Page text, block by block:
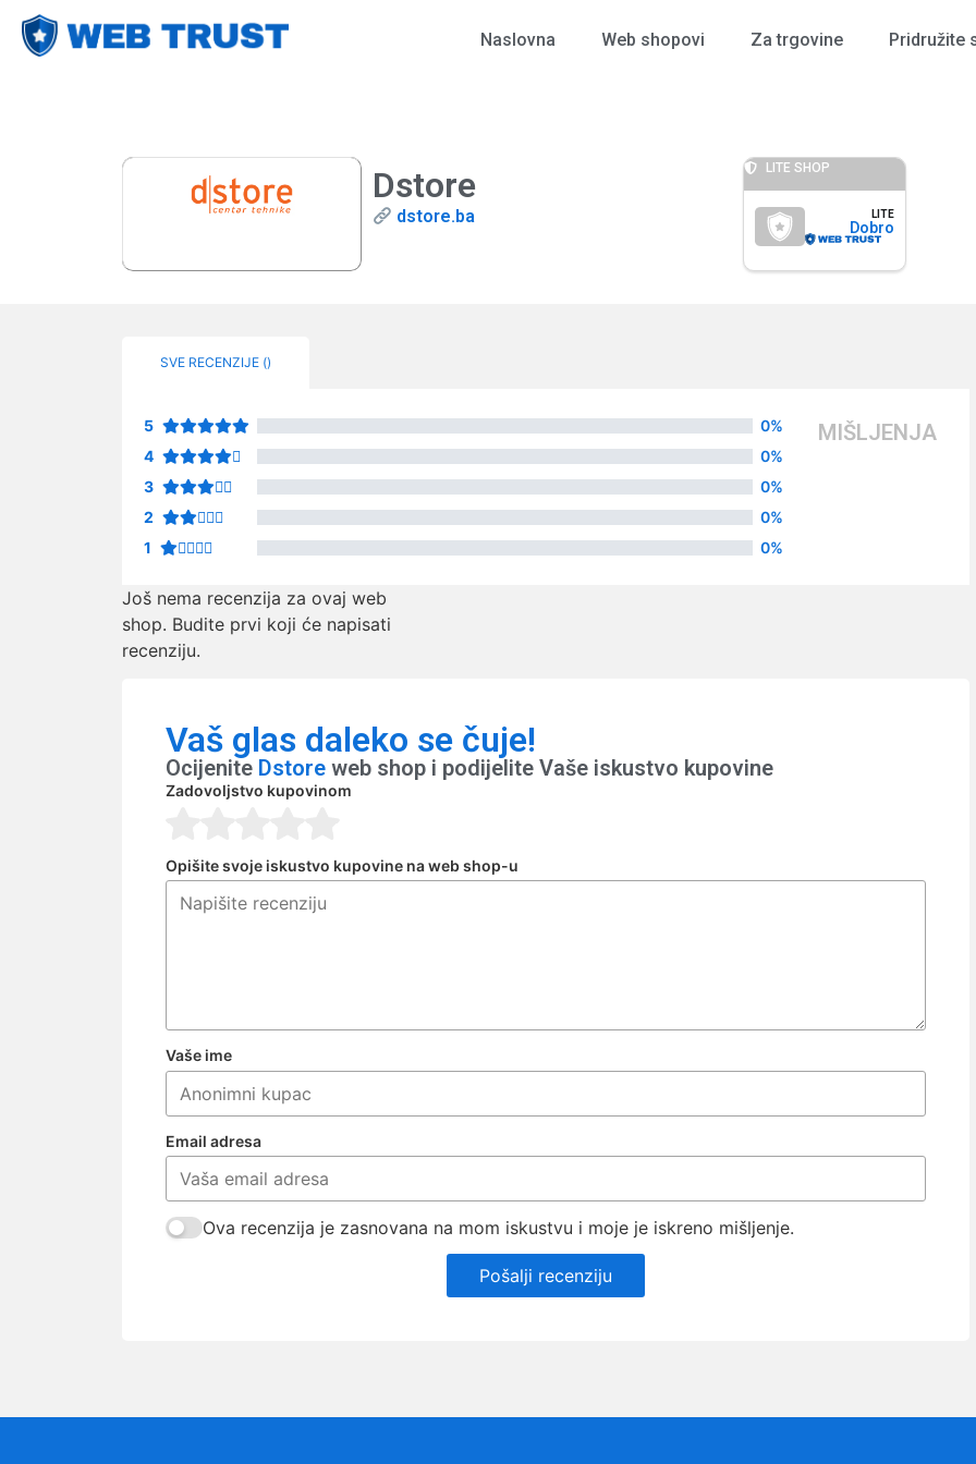
Naslovna Web shopovi Za trgovine Pridružite
Dstore
dstore.ba
LITE SHOP
LITE
Dobro
SVE RECENZIJE ()
5
0%
4
0%
3
0%
2
0%
1
0%
MIŠLJENJA
Još nema recenzija za ovaj web
shop. Budite prvi koji će napisati
recenziju.
Vaš glas daleko se čuje!
Ocijenite Dstore web shop i podijelite Vaše iskustvo kupovine
Zadovoljstvo kupovinom
Opišite svoje iskustvo kupovine na web shop-u
Vaše ime
Email adresa
Ova recenzija je zasnovana na mom iskustvu i moje je iskreno mišljenje.
Pošalji recenziju